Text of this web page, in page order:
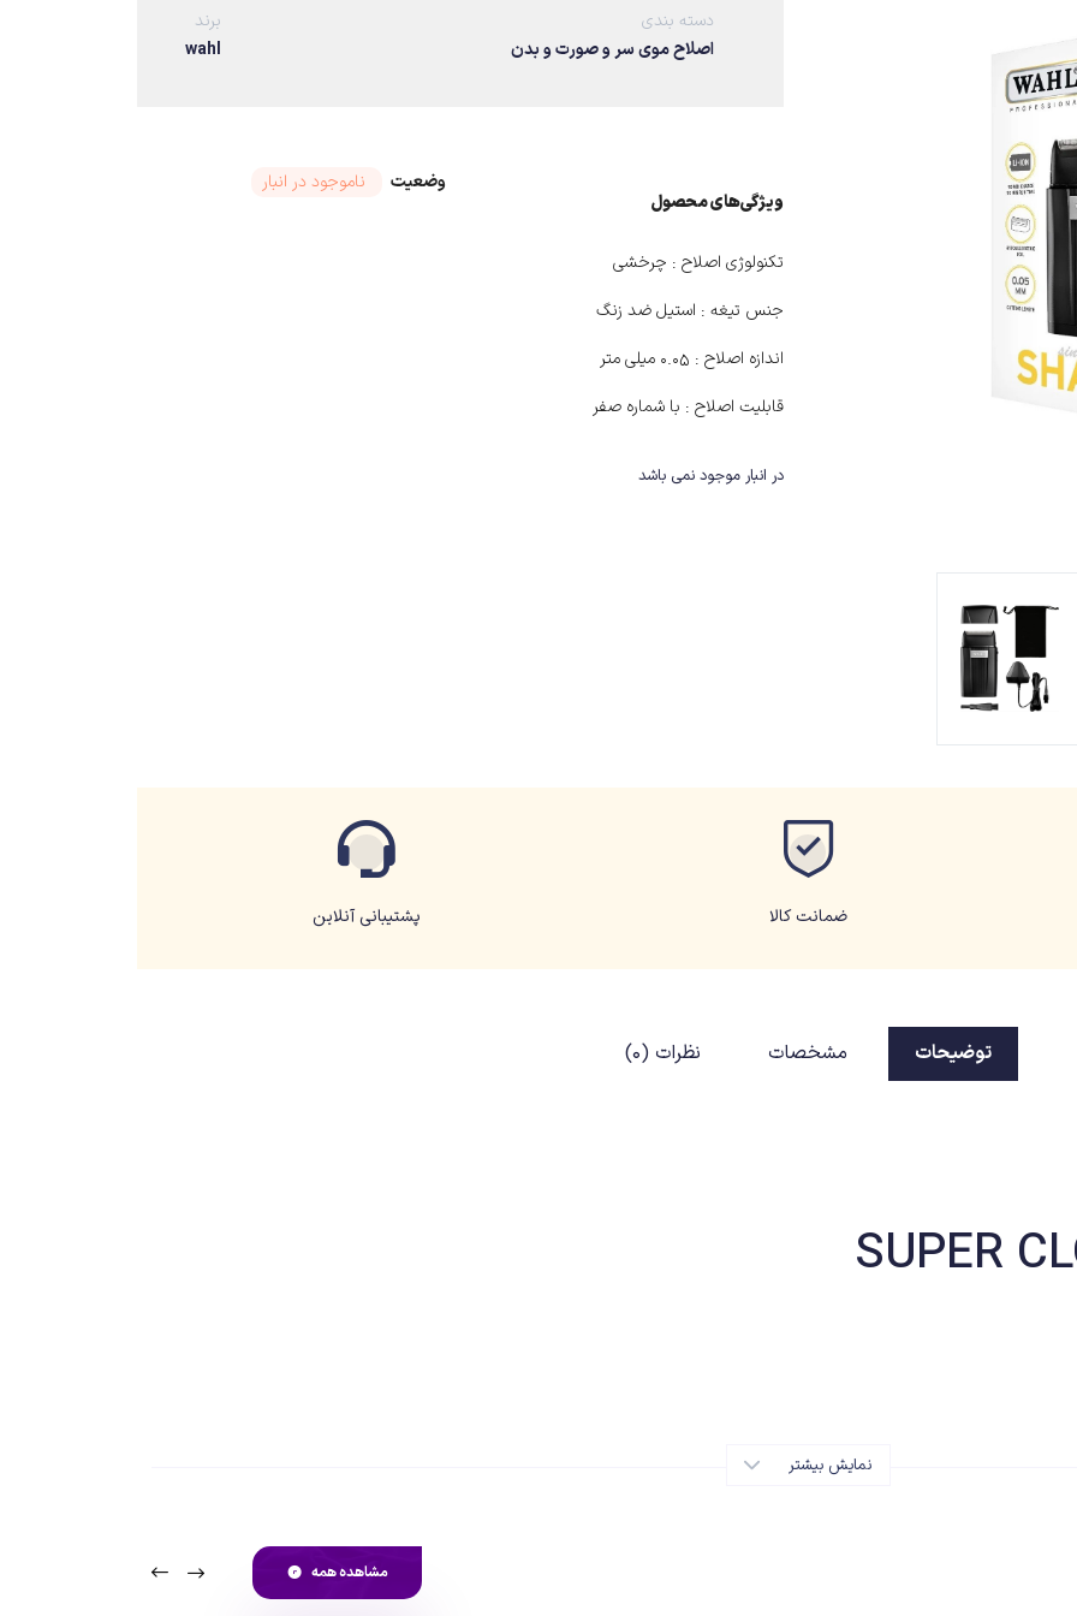
دسته بندی
اصلاح موی سر و صورت و بدن
برند
wahl
ویژگی‌های ﻣﺤﺼﻮل
تکنولوژی اصلاح : چرخشی
جنس تیغه : استیل ضد زنگ
اندازه اصلاح : 0.05 میلی متر
قابلیت اصلاح : با شماره صفر
وضعیت ناموجود در انبار
در انبار موجود نمی باشد
ضمانت کالا پشتیبانی آنلاین
توضیحات مشخصات نظرات (0)
نمایش بیشتر
مشاهده همه